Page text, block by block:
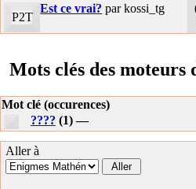
P2T
Est ce vrai? par kossi_tg
Mots clés des moteurs
Mot clé (occurences)
???? (1) —
Aller à